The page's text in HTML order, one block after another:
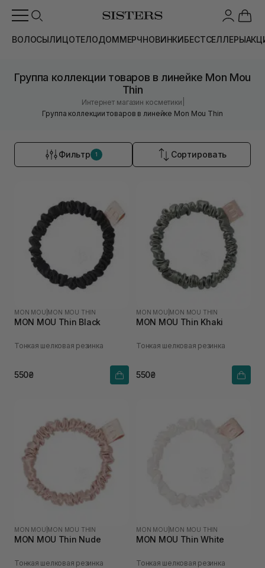
ВОЛОСЫЛИЦОТЕЛОДОММЕРЧНОВИНКИБЕСТСЕЛЛЕРЫ
Группа коллекции товаров в линейке Mon Mou
Thin
Интернет магазин косметики
Группа коллекции товаров в линейке Mon Mou Thin
Фильтр 1 Сортировать
MON MOU MON MOU THIN
MON MOU Thin Black
Тонкая шелковая резинка
550₴
MON MOU MON MOU THIN
MON MOU Thin Khaki
Тонкая шелковая резинка
550₴
MON MOU MON MOU THIN
MON MOU Thin Nude
Тонкая шелковая резинка
MON MOU MON MOU THIN
MON MOU Thin White
Тонкая шелковая резинка